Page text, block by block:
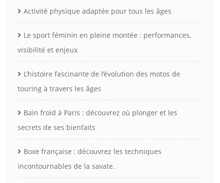
Activité physique adaptée pour tous les âges
Le sport féminin en pleine montée : performances,
visibilité et enjeux
L’histoire fascinante de l’évolution des motos de
touring à travers les âges
Bain froid à Paris : découvrez où plonger et les
secrets de ses bienfaits
Boxe française : découvrez les techniques
incontournables de la savate.